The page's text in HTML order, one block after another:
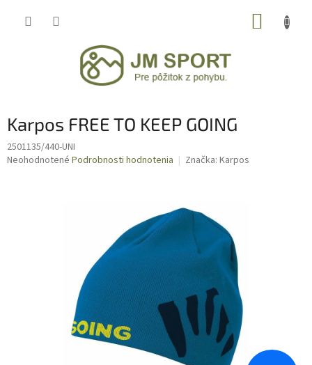
Karpos FREE TO KEEP GOING
2501135/440-UNI
Priemerné
Neohodnotené Podrobnosti hodnotenia Značka: Karpos